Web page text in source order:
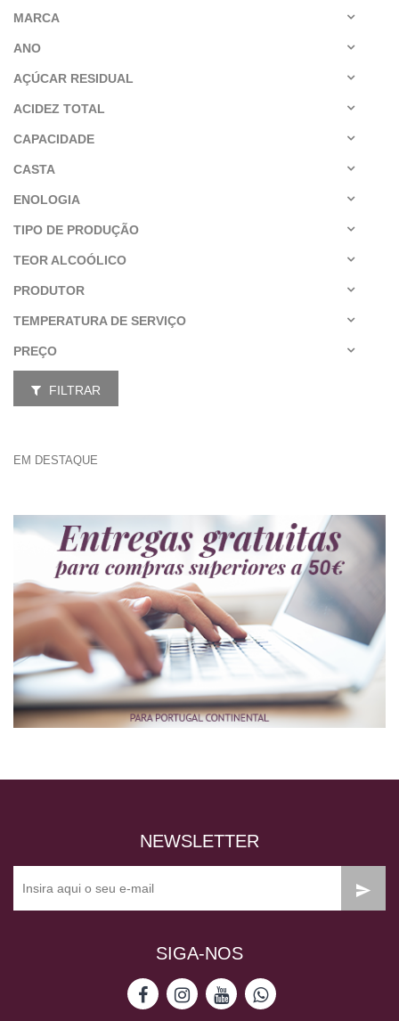
MARCA
ANO
AÇÚCAR RESIDUAL
ACIDEZ TOTAL
CAPACIDADE
CASTA
ENOLOGIA
TIPO DE PRODUÇÃO
TEOR ALCOÓLICO
PRODUTOR
TEMPERATURA DE SERVIÇO
PREÇO
FILTRAR
EM DESTAQUE
NEWSLETTER
SIGA-NOS